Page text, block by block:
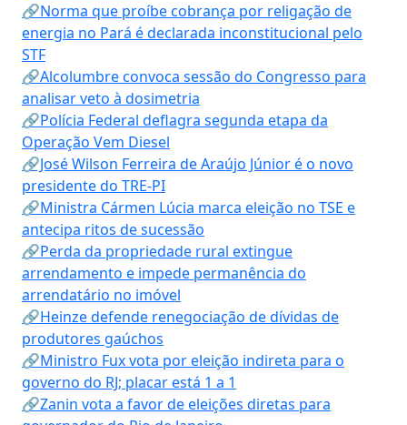
🔗Norma que proíbe cobrança por religação de
energia no Pará é declarada inconstitucional pelo
STF
🔗Alcolumbre convoca sessão do Congresso para
analisar veto à dosimetria
🔗Polícia Federal deflagra segunda etapa da
Operação Vem Diesel
🔗José Wilson Ferreira de Araújo Júnior é o novo
presidente do TRE-PI
🔗Ministra Cármen Lúcia marca eleição no TSE e
antecipa ritos de sucessão
🔗Perda da propriedade rural extingue
arrendamento e impede permanência do
arrendatário no imóvel
🔗Heinze defende renegociação de dívidas de
produtores gaúchos
🔗Ministro Fux vota por eleição indireta para o
governo do RJ; placar está 1 a 1
🔗Zanin vota a favor de eleições diretas para